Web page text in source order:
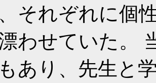
それぞれに個
わせていた。
あり、先生と